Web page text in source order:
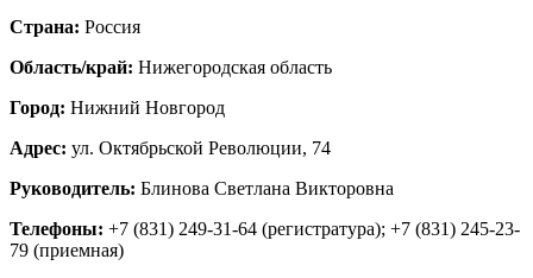
Страна: Россия
Область/край: Нижегородская область
Город: Нижний Новгород
Адрес: ул. Октябрьской Революции, 74
Руководитель: Блинова Светлана Викторовна
Телефоны: +7 (831) 249-31-64 (регистратура); +7 (831) 245-23-
79 (приемная)